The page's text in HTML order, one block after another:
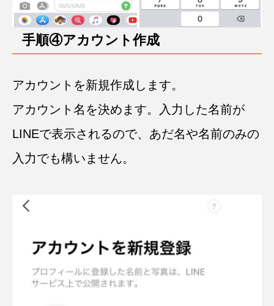
手順④アカウント作成
アカウントを新規作成します。
アカウント名を決めます。入力した名前が
LINEで表示されるので、あだ名や名前のみの
入力でも構いません。